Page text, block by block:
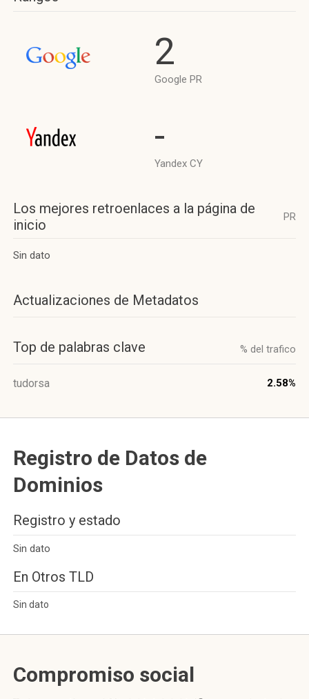
2
Google PR
-
Yandex CY
Los mejores retroenlaces a la página de
inicio
PR
Sin dato
Actualizaciones de Metadatos
Top de palabras clave % del trafico
tudorsa 2.58%
Registro de Datos de
Dominios
Registro y estado
Sin dato
En Otros TLD
Sin dato
Compromiso social